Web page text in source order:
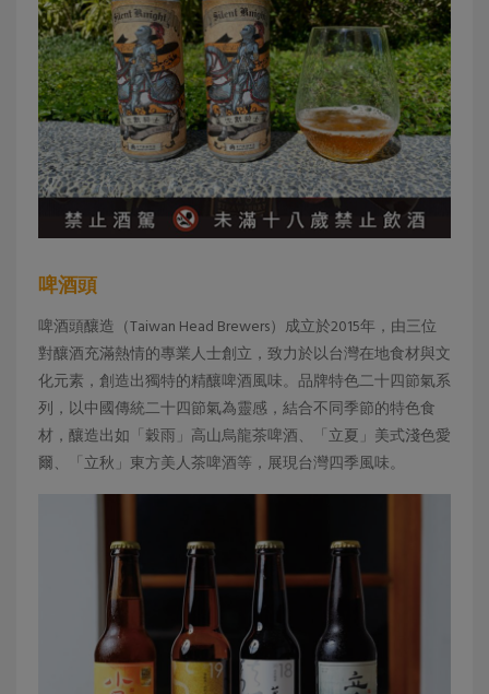
啤酒頭
啤酒頭釀造（Taiwan Head Brewers）成立於2015年，由三位
對釀酒充滿熱情的專業人士創立，致力於以台灣在地食材與文
化元素，創造出獨特的精釀啤酒風味。品牌特色二十四節氣系
列，以中國傳統二十四節氣為靈感，結合不同季節的特色食
材，釀造出如「穀雨」高山烏龍茶啤酒、「立夏」美式淺色愛
爾、「立秋」東方美人茶啤酒等，展現台灣四季風味。